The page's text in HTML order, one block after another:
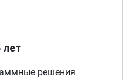
лет
решения